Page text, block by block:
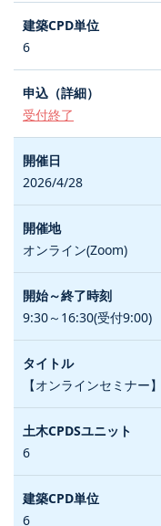
6
受付終了
2026/4/28
オンライン(Zoom)
9:30～16:30(受付9:00)
【オンラインセミナー
6
6